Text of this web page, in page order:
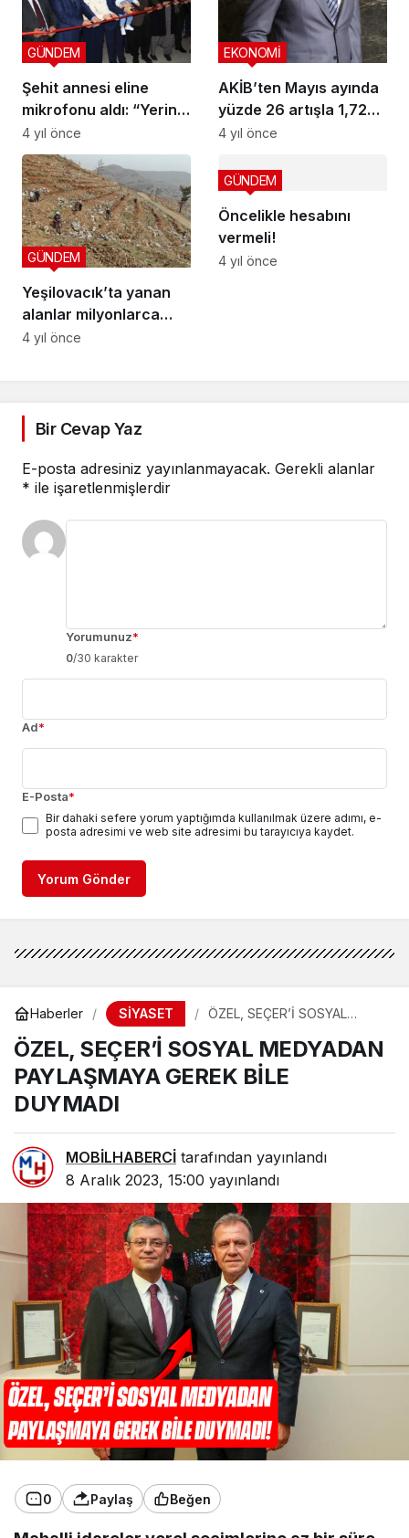
Şehit annesi eline
mikrofonu aldı: “Yerine
evladını koydu,
intikamını doya doya
alacak”
GÜNDEM
4 yıl önce
AKİB’ten Mayıs ayında
yüzde 26 artışla 1,72
milyar dolarlık ihracat
EKONOMİ
4 yıl önce
Yeşilovacık’ta yanan
alanlar milyonlarca
tohum ve binlerce
GÜNDEM
4 yıl önce
Öncelikle hesabını
vermeli!
GÜNDEM
4 yıl önce
Bir Cevap Yaz
E-posta adresiniz yayınlanmayacak. Gerekli alanlar
* ile işaretlenmişlerdir
Yorumunuz*
0/30 karakter
Ad*
E-Posta*
Bir dahaki sefere yorum yaptığımda kullanılmak üzere adımı, e-
posta adresimi ve web site adresimi bu tarayıcıya kaydet.
Yorum Gönder
Haberler SİYASET
ÖZEL, SEÇER’İ SOSYAL
GEREK BİLE DUYMADI
ÖZEL, SEÇER’İ SOSYAL MEDYADAN
PAYLAŞMAYA GEREK BİLE
DUYMADI
MOBİLHABERCİ tarafından yayınlandı
8 Aralık 2023, 15:00 yayınlandı
0 Paylaş Beğen